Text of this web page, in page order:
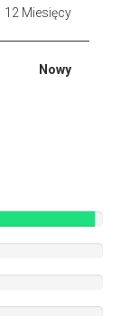
12 Miesięcy
Nowy